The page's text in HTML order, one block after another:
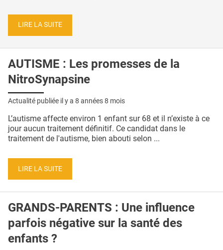
LIRE LA SUITE
AUTISME : Les promesses de la
NitroSynapsine
Actualité publiée il y a 8 années 8 mois
L’autisme affecte environ 1 enfant sur 68 et il n’existe à ce
jour aucun traitement définitif. Ce candidat dans le
traitement de l'autisme, bien abouti selon ...
LIRE LA SUITE
GRANDS-PARENTS : Une influence
parfois négative sur la santé des
enfants ?